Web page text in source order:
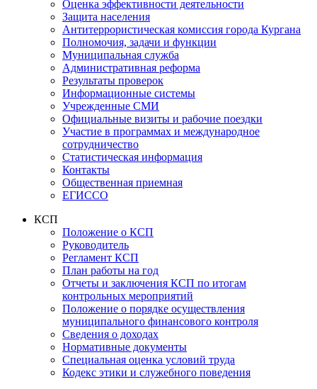
Оценка эффективности деятельности
Защита населения
Антитеррористическая комиссия города Кургана
Полномочия, задачи и функции
Муниципальная служба
Административная реформа
Результаты проверок
Информационные системы
Учрежденные СМИ
Официальные визиты и рабочие поездки
Участие в программах и международное
сотрудничество
Статистическая информация
Контакты
Общественная приемная
ЕГИССО
КСП
Положение о КСП
Руководитель
Регламент КСП
План работы на год
Отчеты и заключения КСП по итогам
контрольных мероприятий
Положение о порядке осуществления
муниципального финансового контроля
Сведения о доходах
Нормативные документы
Специальная оценка условий труда
Кодекс этики и служебного поведения